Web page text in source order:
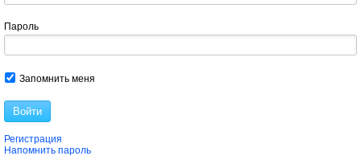
Пароль
Запомнить меня
Войти
Регистрация
Напомнить пароль